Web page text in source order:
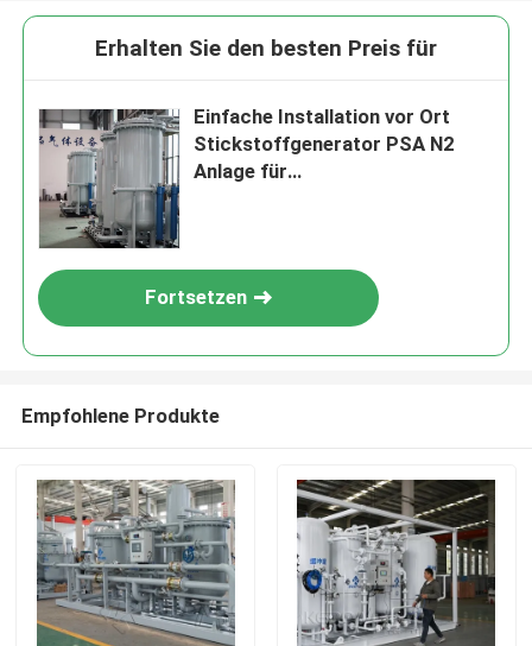
Erhalten Sie den besten Preis für
Einfache Installation vor Ort
Stickstoffgenerator PSA N2
Anlage für
Fortsetzen
Empfohlene Produkte